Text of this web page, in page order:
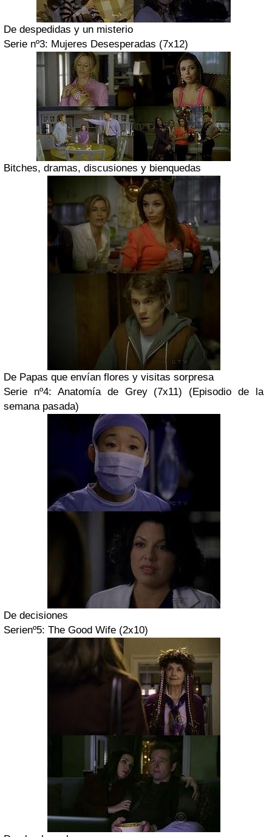
De despedidas y un misterio
Serie nº3: Mujeres Desesperadas (7x12)
Bitches, dramas, discusiones y bienquedas
De Papas que envían flores y visitas sorpresa
Serie nº4: Anatomía de Grey(7x11) (Episodio de la
semana pasada)
De decisiones
Serienº5: The Good Wife (2x10)